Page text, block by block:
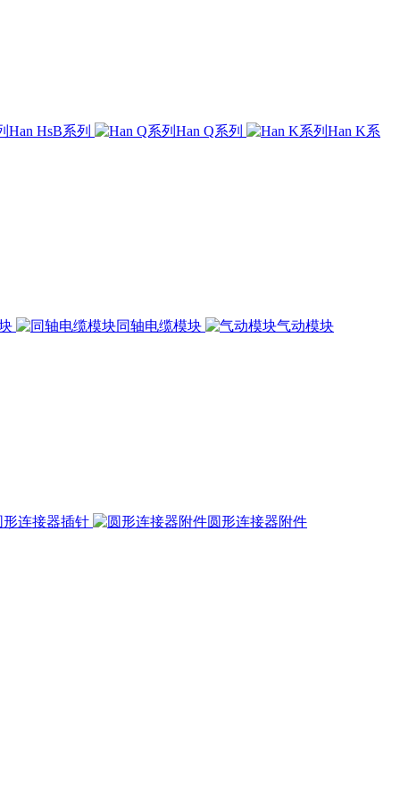
Han HsB系列 Han Q系列
Han K系
同轴电缆模块
气动模块
形连接器插针 圆形连接器附件